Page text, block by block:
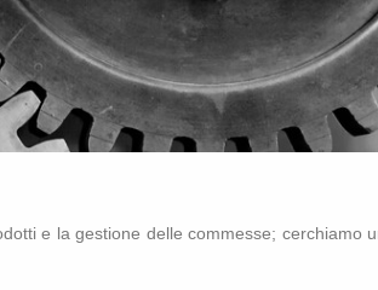
e la ge­stio­ne delle com­mes­se; cer­chia­mo